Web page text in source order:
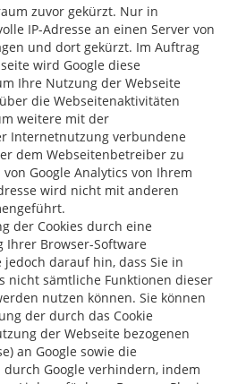
zuvor gekürzt. Nur in
IP-Adresse an einen Server von
und dort gekürzt. Im Auftrag
wird Google diese
Ihre Nutzung der Webseite
die Webseitenaktivitäten
weitere mit der
Internetnutzung verbundene
dem Webseitenbetreiber zu
Google Analytics von Ihrem
wird nicht mit anderen
der Cookies durch eine
Browser-Software
darauf hin, dass Sie in
nicht sämtliche Funktionen dieser
nutzen können. Sie können
der durch das Cookie
der Webseite bezogenen
an Google sowie die
Google verhindern, indem